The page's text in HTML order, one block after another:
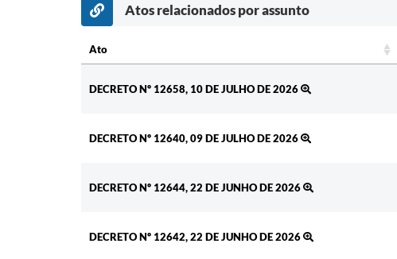
Atos relacionados por assunto
Ato
DECRETO Nº 12658, 10 DE JULHO DE 2026
DECRETO Nº 12640, 09 DE JULHO DE 2026
DECRETO Nº 12644, 22 DE JUNHO DE 2026
DECRETO Nº 12642, 22 DE JUNHO DE 2026